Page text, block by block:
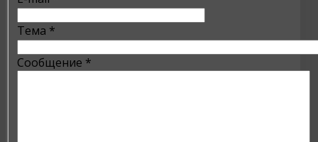
Тема *
Сообщение *